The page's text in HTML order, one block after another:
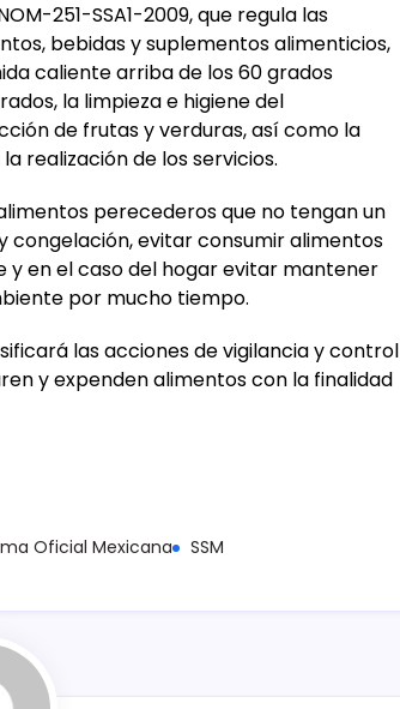
251-SSA1-2009, que regula las
bebidas y suplementos alimenticios,
caliente arriba de los 60 grados
la limpieza e higiene del
de frutas y verduras, así como la
realización de los servicios.
perecederos que no tengan un
evitar consumir alimentos
y en el caso del hogar evitar mantener
por mucho tiempo.
las acciones de vigilancia y control
y expenden alimentos con la finalidad
Oficial Mexicana SSM